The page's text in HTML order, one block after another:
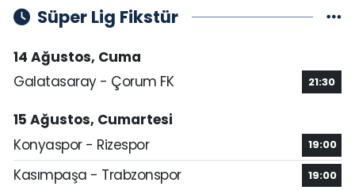
Süper Lig Fikstür
14 Ağustos, Cuma
Galatasaray - Çorum FK
21:30
15 Ağustos, Cumartesi
Konyaspor - Rizespor
19:00
Kasımpaşa - Trabzonspor 19:00